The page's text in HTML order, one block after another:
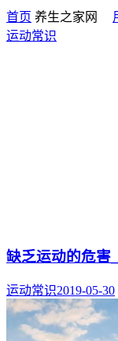
首页 养生之家网
运动常识
缺乏运动的危害
运动常识2019-05-30